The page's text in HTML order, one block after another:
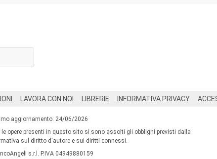
LAVORA CON NOI LIBRERIE INFORMATIVA PRIVACY
aggiornamento: 24/06/2026
le opere presenti in questo sito si sono assolti gli obblighi previsti dalla
sul diritto d'autore e sui diritti connessi.
s.r.l. P.IVA 04949880159